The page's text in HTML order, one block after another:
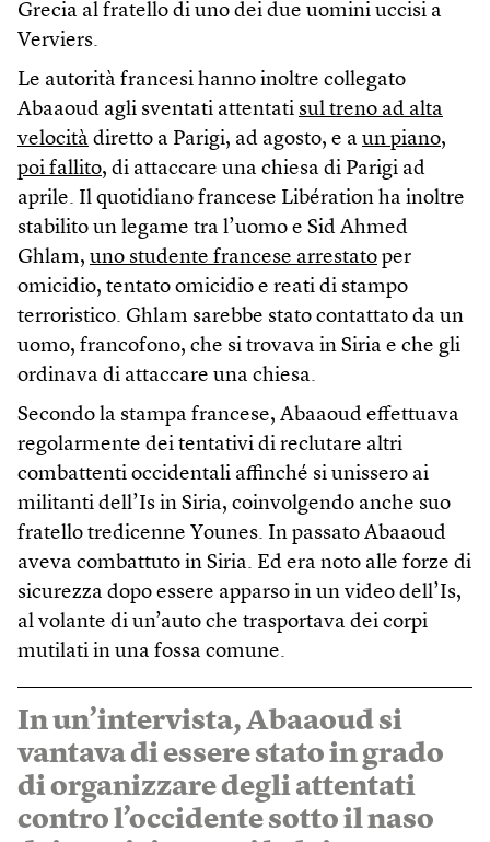
Grecia al fratello di uno dei due uomini uccisi a
Verviers.
Le autorità francesi hanno inoltre collegato
Abaaoud agli sventati attentati sul treno ad alta
velocità diretto a Parigi, ad agosto, e a un piano,
poi fallito, di attaccare una chiesa di Parigi ad
aprile. Il quotidiano francese Libération ha inoltre
stabilito un legame tra l’uomo e Sid Ahmed
Ghlam, uno studente francese arrestato per
omicidio, tentato omicidio e reati di stampo
terroristico. Ghlam sarebbe stato contattato da un
uomo, francofono, che si trovava in Siria e che gli
ordinava di attaccare una chiesa.
Secondo la stampa francese, Abaaoud effettuava
regolarmente dei tentativi di reclutare altri
combattenti occidentali affinché si unissero ai
militanti dell’Is in Siria, coinvolgendo anche suo
fratello tredicenne Younes. In passato Abaaoud
aveva combattuto in Siria. Ed era noto alle forze di
sicurezza dopo essere apparso in un video dell’Is,
al volante di un’auto che trasportava dei corpi
mutilati in una fossa comune.
In un’intervista, Abaaoud si
vantava di essere stato in grado
di organizzare degli attentati
contro l’occidente sotto il naso